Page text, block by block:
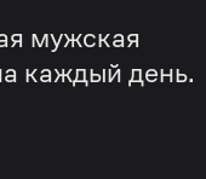
мужская
каждый день.